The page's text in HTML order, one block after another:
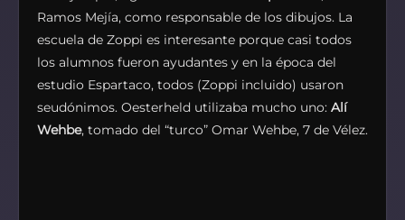
Ramos Mejía, como responsable de los dibujos. La
escuela de Zoppi es interesante porque casi todos
los alumnos fueron ayudantes y en la época del
estudio Espartaco, todos (Zoppi incluido) usaron
seudónimos. Oesterheld utilizaba mucho uno: Alí
Wehbe, tomado del “turco” Omar Wehbe, 7 de Vélez.